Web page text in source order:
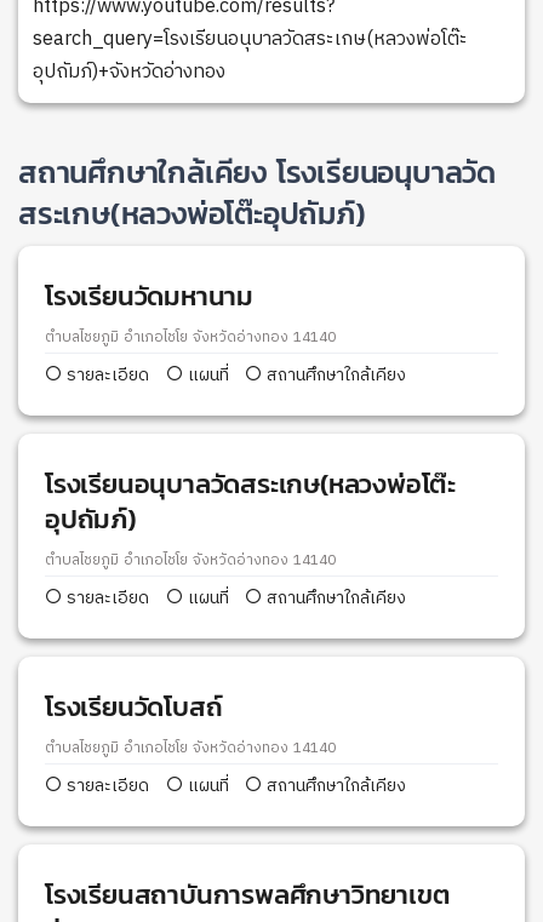
https://www.youtube.com/results?
search_query=โรงเรียนอนุบาลวัดสระเกษ(หลวงพ่อโต๊ะ
อุปถัมภ์)+จังหวัดอ่างทอง
สถานศึกษาใกล้เคียง โรงเรียนอนุบาลวัด
สระเกษ(หลวงพ่อโต๊ะอุปถัมภ์)
โรงเรียนวัดมหานาม
ตำบลไชยภูมิ อำเภอไชโย จังหวัดอ่างทอง 14140
รายละเอียด แผนที่ สถานศึกษาใกล้เคียง
โรงเรียนอนุบาลวัดสระเกษ(หลวงพ่อโต๊ะ
อุปถัมภ์)
ตำบลไชยภูมิ อำเภอไชโย จังหวัดอ่างทอง 14140
รายละเอียด แผนที่ สถานศึกษาใกล้เคียง
โรงเรียนวัดโบสถ์
ตำบลไชยภูมิ อำเภอไชโย จังหวัดอ่างทอง 14140
รายละเอียด แผนที่ สถานศึกษาใกล้เคียง
โรงเรียนสถาบันการพลศึกษาวิทยาเขต